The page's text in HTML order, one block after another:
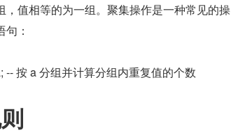
值相等的为一组。聚集操作是一种常见的操
：
按 a 分组并计算分组内重复值的个数